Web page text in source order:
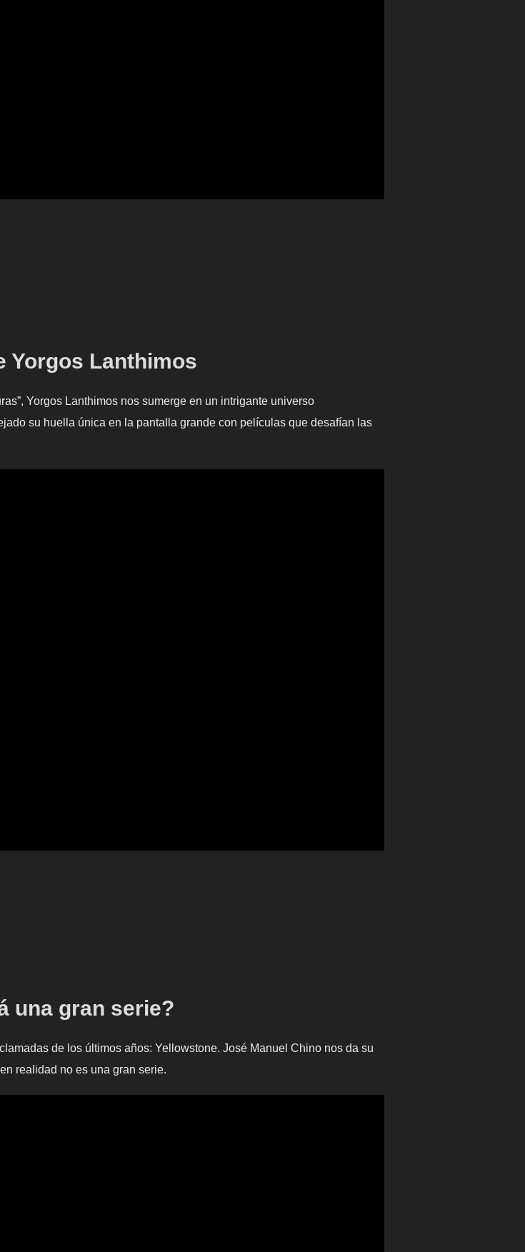
Yorgos Lanthimos
Yorgos Lanthimos nos sumerge en un intrigante universo
su huella única en la pantalla grande con películas que desafían las
una gran serie?
de los últimos años: Yellowstone. José Manuel Chino nos da su
realidad no es una gran serie.